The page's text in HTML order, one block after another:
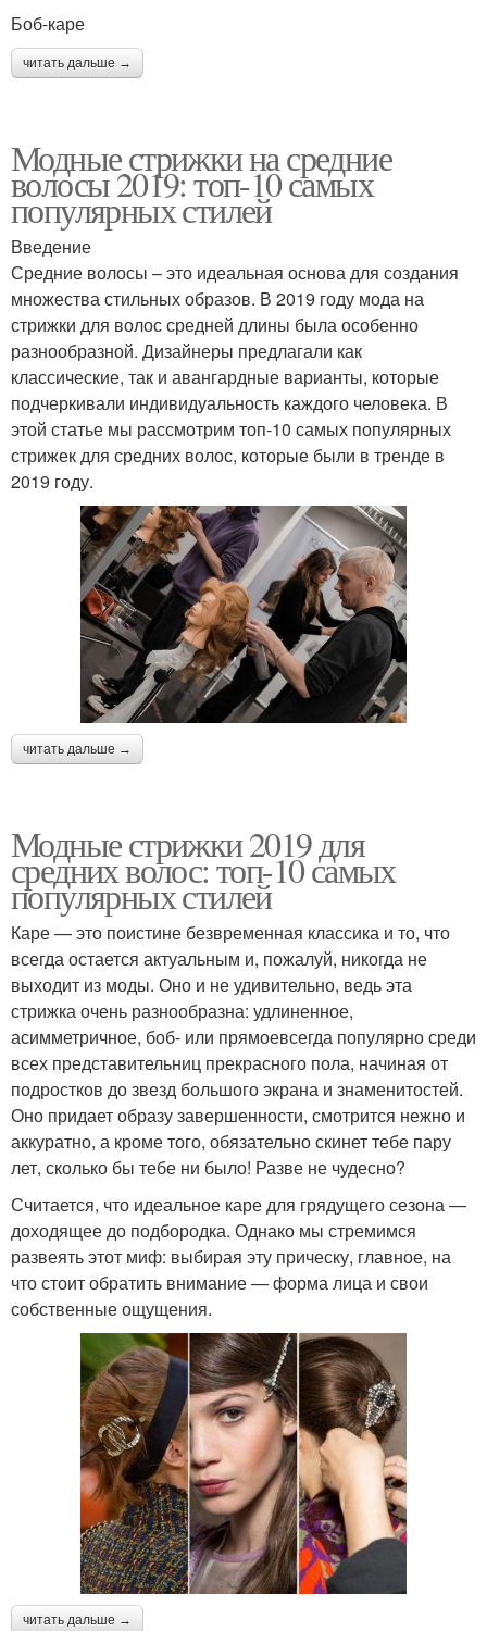
Боб-каре
читать дальше →
Модные стрижки на средние
волосы 2019: топ-10 самых
популярных стилей
Введение
Средние волосы – это идеальная основа для создания
множества стильных образов. В 2019 году мода на
стрижки для волос средней длины была особенно
разнообразной. Дизайнеры предлагали как
классические, так и авангардные варианты, которые
подчеркивали индивидуальность каждого человека. В
этой статье мы рассмотрим топ-10 самых популярных
стрижек для средних волос, которые были в тренде в
2019 году.
читать дальше →
Модные стрижки 2019 для
средних волос: топ-10 самых
популярных стилей
Каре — это поистине безвременная классика и то, что
всегда остается актуальным и, пожалуй, никогда не
выходит из моды. Оно и не удивительно, ведь эта
стрижка очень разнообразна: удлиненное,
асимметричное, боб- или прямоевсегда популярно среди
всех представительниц прекрасного пола, начиная от
подростков до звезд большого экрана и знаменитостей.
Оно придает образу завершенности, смотрится нежно и
аккуратно, а кроме того, обязательно скинет тебе пару
лет, сколько бы тебе ни было! Разве не чудесно?
Считается, что идеальное каре для грядущего сезона —
доходящее до подбородка. Однако мы стремимся
развеять этот миф: выбирая эту прическу, главное, на
что стоит обратить внимание — форма лица и свои
собственные ощущения.
читать дальше →